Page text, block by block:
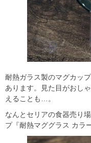
耐熱ガラス製のマグカッ
あります。見た目がおし
えることも…。
なんとセリアの食器売り
プ『耐熱マググラス カラ